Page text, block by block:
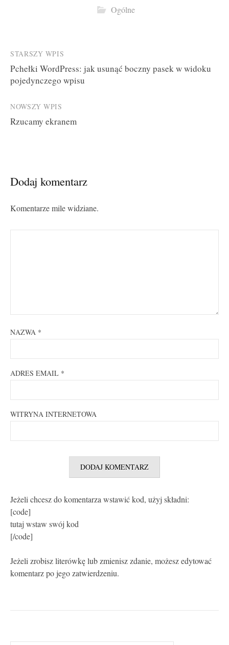
Ogólne
Post
navigation
STARSZY WPIS
Pchełki WordPress: jak usunąć boczny pasek w widoku
pojedynczego wpisu
NOWSZY WPIS
Rzucamy ekranem
Dodaj komentarz
Komentarze mile widziane.
NAZWA *
ADRES EMAIL *
WITRYNA INTERNETOWA
Jeżeli chcesz do komentarza wstawić kod, użyj składni:
[code]
tutaj wstaw swój kod
[/code]
Jeżeli zrobisz literówkę lub zmienisz zdanie, możesz edytować
komentarz po jego zatwierdzeniu.